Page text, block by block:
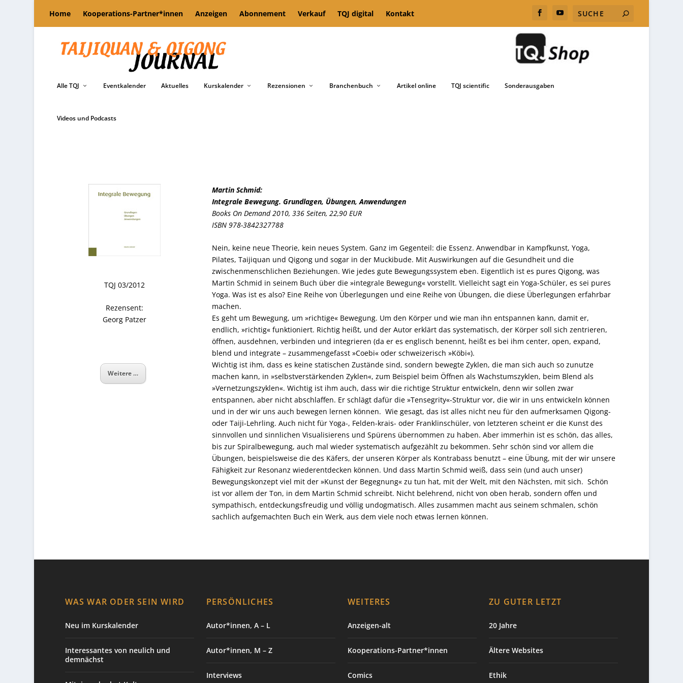
Home Kooperations-Partner*innen Anzeigen Abonnement Verkauf TQJ digital Kontakt
Alle TQJ Eventkalender Aktuelles Kurskalender Rezensionen Branchenbuch Artikel online TQJ scientific Sonderausgaben
Videos und Podcasts
TQJ 03/2012
Rezensent:
Georg Patzer
Weitere …
Martin Schmid:
Integrale Bewegung. Grundlagen, Übungen, Anwendungen
Books On Demand 2010, 336 Seiten, 22,90 EUR
ISBN 978-3842327788
Nein, keine neue Theorie, kein neues System. Ganz im Gegenteil: die Essenz. Anwendbar in Kampfkunst, Yoga,
Pilates, Taijiquan und Qigong und sogar in der Muckibude. Mit Auswirkungen auf die Gesundheit und die
zwischenmenschlichen Beziehungen. Wie jedes gute Bewegungssystem eben. Eigentlich ist es pures Qigong, was
Martin Schmid in seinem Buch über die »integrale Bewegung« vorstellt. Vielleicht sagt ein Yoga-Schüler, es sei pures
Yoga. Was ist es also? Eine Reihe von Überlegungen und eine Reihe von Übungen, die diese Überlegungen erfahrbar
machen.
Es geht um Bewegung, um »richtige« Bewegung. Um den Körper und wie man ihn entspannen kann, damit er,
endlich, »richtig« funktioniert. Richtig heißt, und der Autor erklärt das systematisch, der Körper soll sich zentrieren,
öffnen, ausdehnen, verbinden und integrieren (da er es englisch benennt, heißt es bei ihm center, open, expand,
blend und integrate – zusammengefasst »Coebi« oder schweizerisch »Köbi«).
Wichtig ist ihm, dass es keine statischen Zustände sind, sondern bewegte Zyklen, die man sich auch so zunutze
machen kann, in »selbstverstärkenden Zyklen«, zum Beispiel beim Öffnen als Wachstumszyklen, beim Blend als
»Vernetzungszyklen«. Wichtig ist ihm auch, dass wir die richtige Struktur entwickeln, denn wir sollen zwar
entspannen, aber nicht abschlaffen. Er schlägt dafür die »Tensegrity«-Struktur vor, die wir in uns entwickeln können
und in der wir uns auch bewegen lernen können. Wie gesagt, das ist alles nicht neu für den aufmerksamen Qigong-
oder Taiji-Lehrling. Auch nicht für Yoga-, Felden-krais- oder Franklinschüler, von letzteren scheint er die Kunst des
sinnvollen und sinnlichen Visualisierens und Spürens übernommen zu haben. Aber immerhin ist es schön, das alles,
bis zur Spiralbewegung, auch mal wieder systematisch aufgezählt zu bekommen. Sehr schön sind vor allem die
Übungen, beispielsweise die des Käfers, der unseren Körper als Kontrabass benutzt – eine Übung, mit der wir unsere
Fähigkeit zur Resonanz wiederentdecken können. Und dass Martin Schmid weiß, dass sein (und auch unser)
Bewegungskonzept viel mit der »Kunst der Begegnung« zu tun hat, mit der Welt, mit den Nächsten, mit sich. Schön
ist vor allem der Ton, in dem Martin Schmid schreibt. Nicht belehrend, nicht von oben herab, sondern offen und
sympathisch, entdeckungsfreudig und völlig undogmatisch. Alles zusammen macht aus seinem schmalen, schön
sachlich aufgemachten Buch ein Werk, aus dem viele noch etwas lernen können.
WAS WAR ODER SEIN WIRD
Neu im Kurskalender
Interessantes von neulich und
demnächst
PERSÖNLICHES
Autor*innen, A – L
Autor*innen, M – Z
Interviews
WEITERES
Anzeigen-alt
Kooperations-Partner*innen
Comics
ZU GUTER LETZT
20 Jahre
Ältere Websites
Ethik